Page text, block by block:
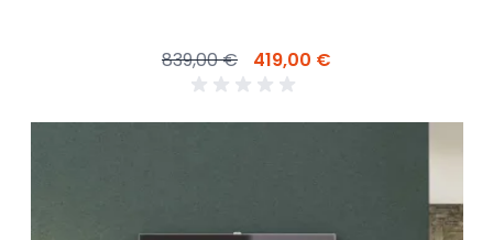
839,00 € 419,00 €